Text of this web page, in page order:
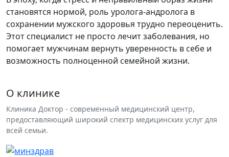
становятся нормой, роль уролога-андролога в
сохранении мужского здоровья трудно переоценить.
Этот специалист не просто лечит заболевания, но
помогает мужчинам вернуть уверенность в себе и
возможность полноценной семейной жизни.
О клинике
Клиника Доктор - современный медицинский центр,
предоставляющий широкий спектр медицинских услуг для
всей семьи.